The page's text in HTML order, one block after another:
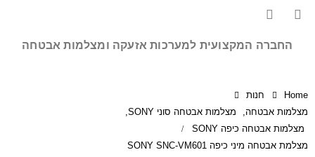
החברה המקצועית למערכות אזעקה ומצלמות אבטחה
Home
חנות
מצלמות אבטחה, מצלמות אבטחה סוני SONY
,
מצלמות אבטחה כיפה SONY
מצלמת אבטחה מיני כיפה SONY SNC-VM601